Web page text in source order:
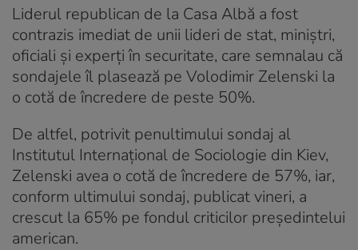
Liderul republican de la Casa Albă a fost
contrazis imediat de unii lideri de stat, miniștri,
oficiali și experți în securitate, care semnalau că
sondajele îl plasează pe Volodimir Zelenski la
o cotă de încredere de peste 50%.
De altfel, potrivit penultimului sondaj al
Institutul Internațional de Sociologie din Kiev,
Zelenski avea o cotă de încredere de 57%, iar,
conform ultimului sondaj, publicat vineri, a
crescut la 65% pe fondul criticilor președintelui
american.